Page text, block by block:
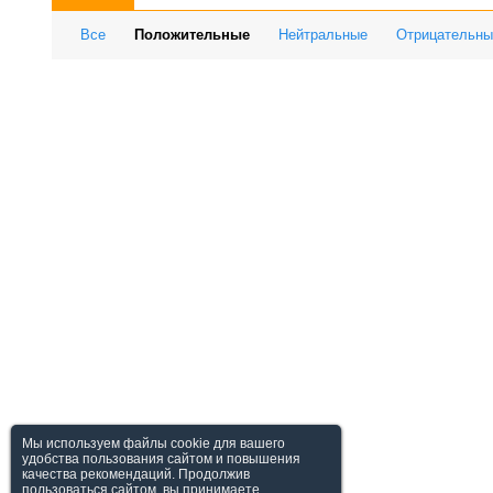
Все Положительные Нейтральные
Мы используем файлы cookie для вашего
удобства пользования сайтом и повышения
качества рекомендаций. Продолжив